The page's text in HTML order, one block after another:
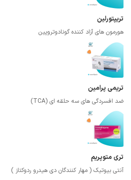
تریپتورلین
هورمون های آزاد کننده گونادوتروپین
تریمی پرامین
ضد افسردگی های سه حلقه ای (TCA)
تری متوپریم
آنتی بیوتیک ( مهار کنندگان دی هیدرو ردوکتاز )